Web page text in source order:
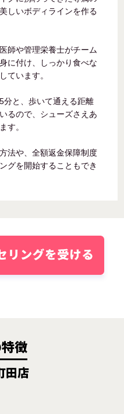
しいボディラインを作る
師や管理栄養士がチーム
に付け、しっかり食べな
ています。
分と、歩いて通える距離
るので、シューズさえあ
す。
法や、全額返金保障制度
グを開始することもでき
徴
田店